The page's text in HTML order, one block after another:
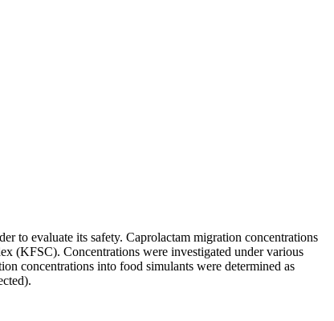
to evaluate its safety. Caprolactam migration concentrations
(KFSC). Concentrations were investigated under various
concentrations into food simulants were determined as